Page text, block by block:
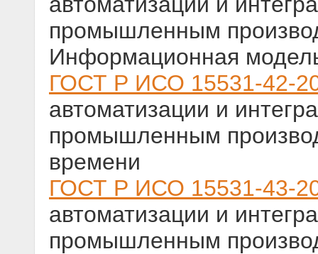
промышленным
Информационная
ГОСТ Р ИСО 15531-42-
автоматизации и
промышленным
времени
ГОСТ Р ИСО 15531-43-
автоматизации и
промышленным